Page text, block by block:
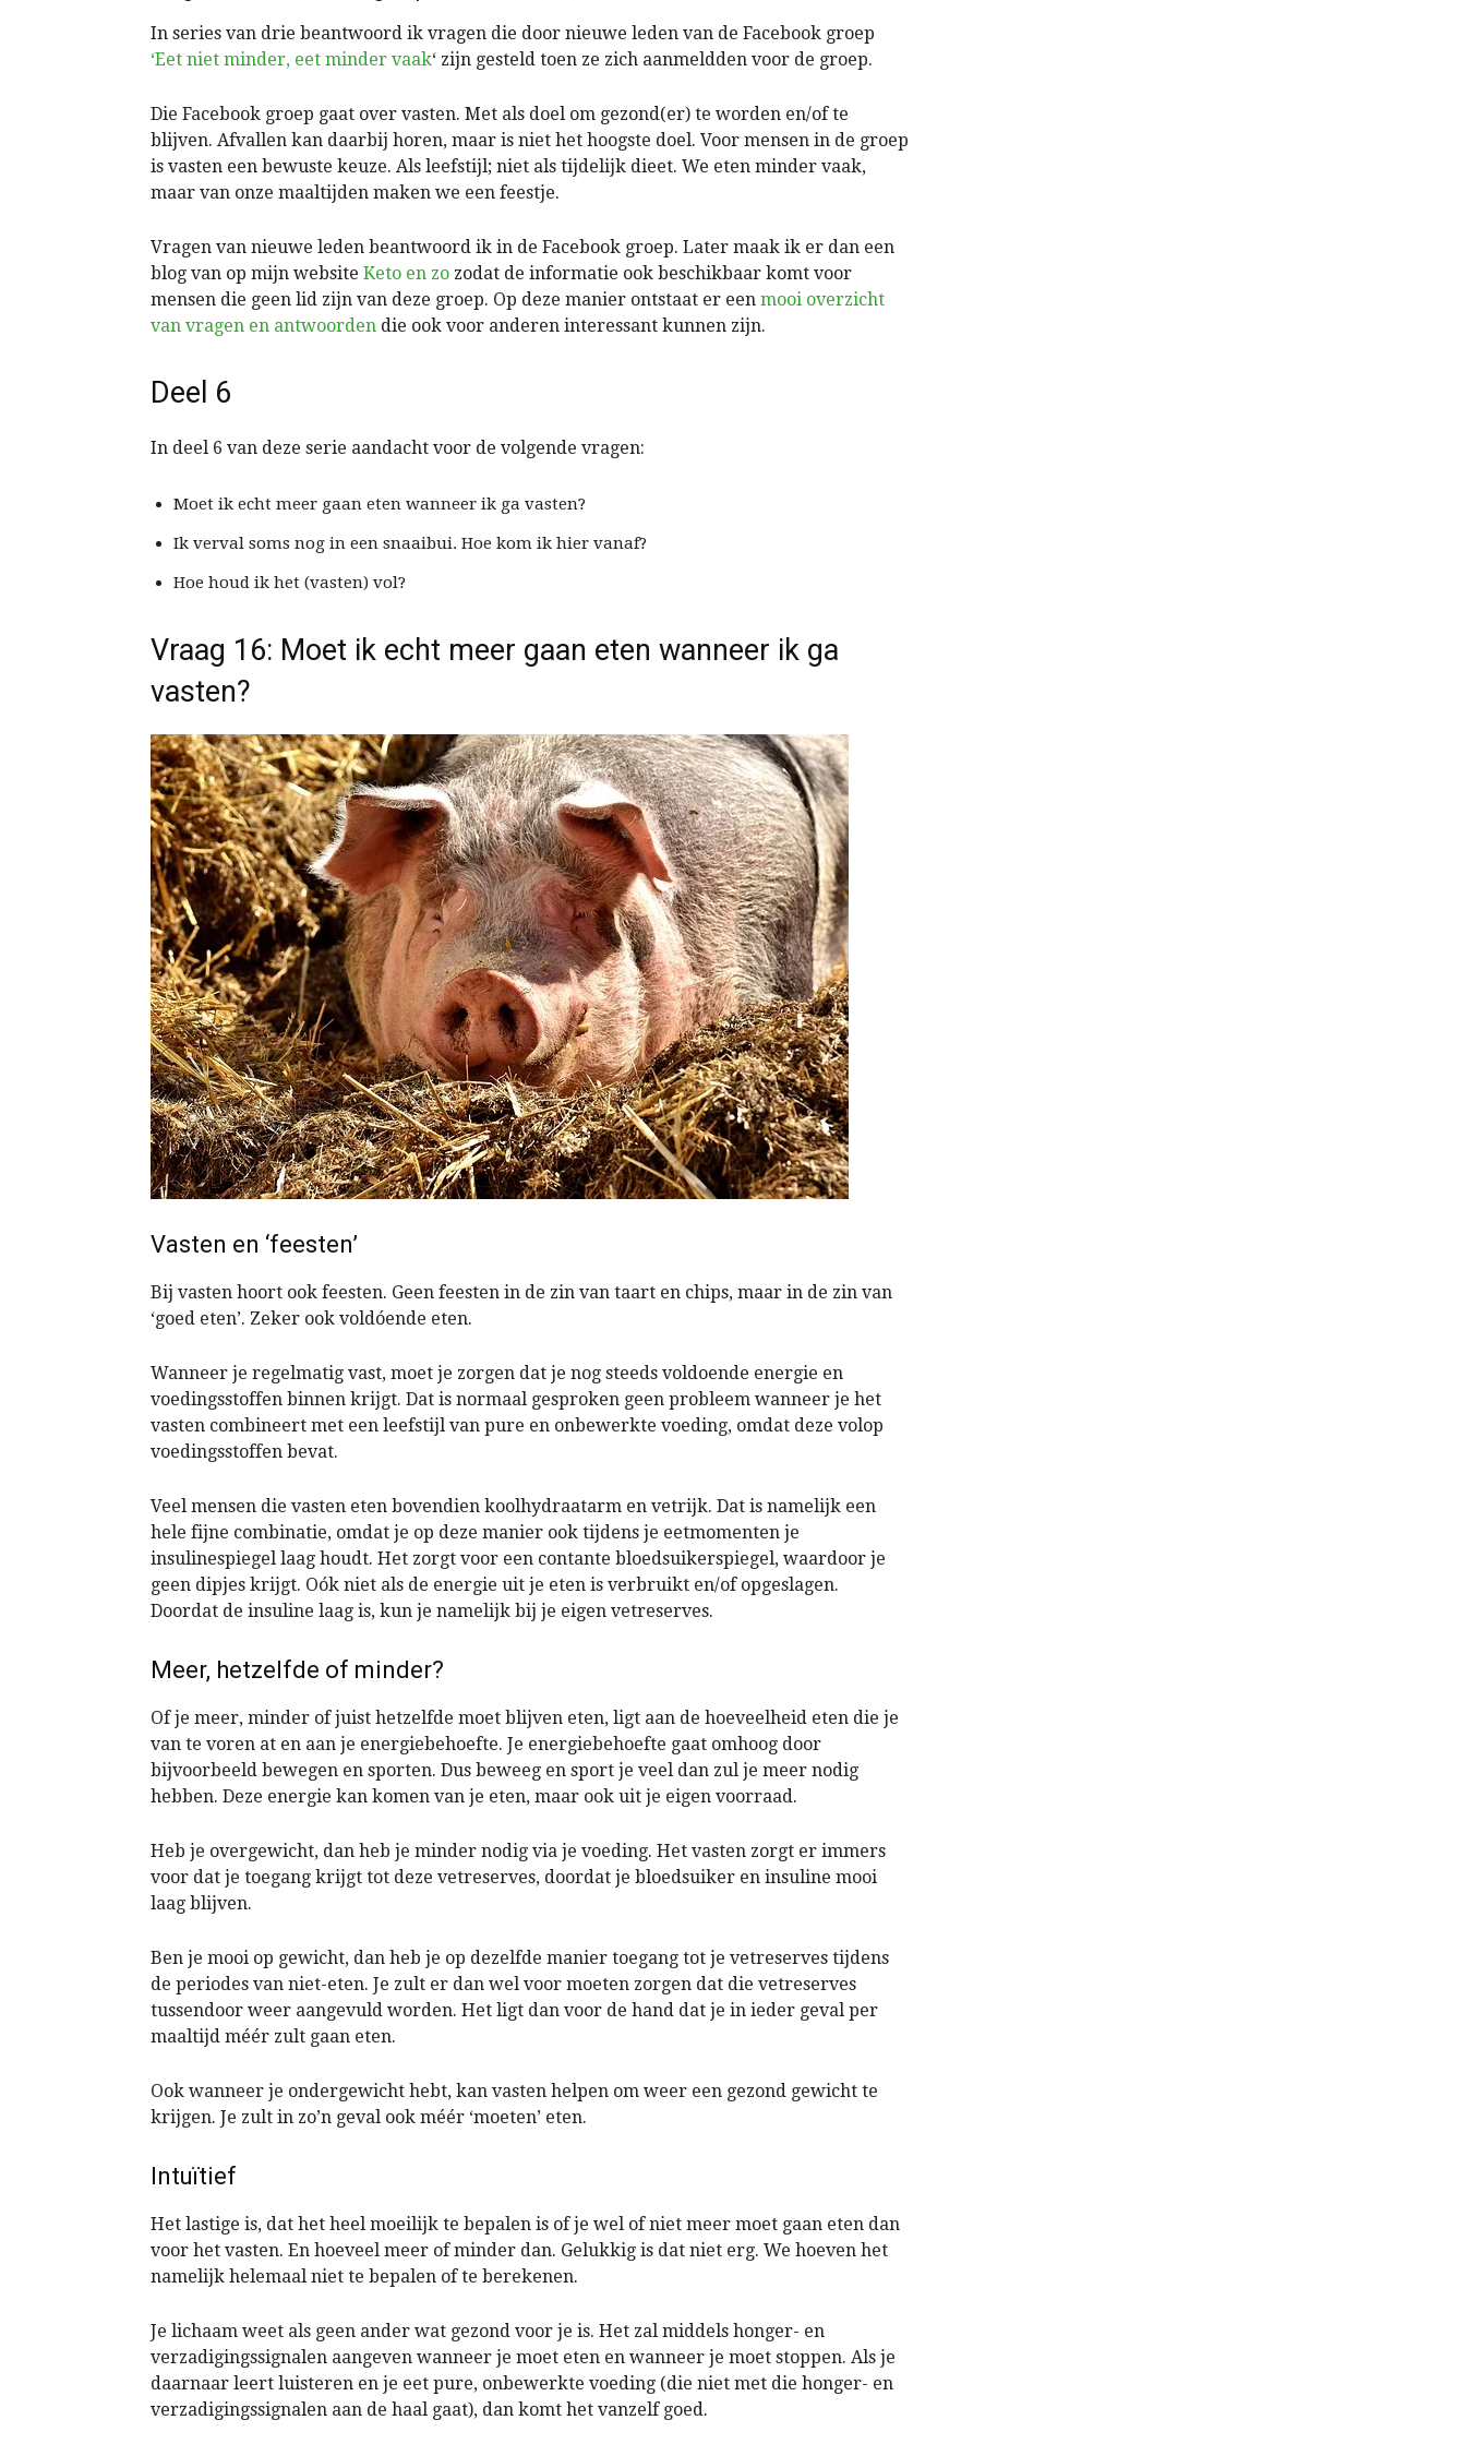
In series van drie beantwoord ik vragen die door nieuwe leden van de Facebook groep
‘Eet niet minder, eet minder vaak‘ zijn gesteld toen ze zich aanmeldden voor de groep.
Die Facebook groep gaat over vasten. Met als doel om gezond(er) te worden en/of te
blijven. Afvallen kan daarbij horen, maar is niet het hoogste doel. Voor mensen in de groep
is vasten een bewuste keuze. Als leefstijl; niet als tijdelijk dieet. We eten minder vaak,
maar van onze maaltijden maken we een feestje.
Vragen van nieuwe leden beantwoord ik in de Facebook groep. Later maak ik er dan een
blog van op mijn website Keto en zo zodat de informatie ook beschikbaar komt voor
mensen die geen lid zijn van deze groep. Op deze manier ontstaat er een mooi overzicht
van vragen en antwoorden die ook voor anderen interessant kunnen zijn.
Deel 6
In deel 6 van deze serie aandacht voor de volgende vragen:
Moet ik echt meer gaan eten wanneer ik ga vasten?
Ik verval soms nog in een snaaibui. Hoe kom ik hier vanaf?
Hoe houd ik het (vasten) vol?
Vraag 16: Moet ik echt meer gaan eten wanneer ik ga
vasten?
Vasten en ‘feesten’
Bij vasten hoort ook feesten. Geen feesten in de zin van taart en chips, maar in de zin van
‘goed eten’. Zeker ook voldóende eten.
Wanneer je regelmatig vast, moet je zorgen dat je nog steeds voldoende energie en
voedingsstoffen binnen krijgt. Dat is normaal gesproken geen probleem wanneer je het
vasten combineert met een leefstijl van pure en onbewerkte voeding, omdat deze volop
voedingsstoffen bevat.
Veel mensen die vasten eten bovendien koolhydraatarm en vetrijk. Dat is namelijk een
hele fijne combinatie, omdat je op deze manier ook tijdens je eetmomenten je
insulinespiegel laag houdt. Het zorgt voor een contante bloedsuikerspiegel, waardoor je
geen dipjes krijgt. Oók niet als de energie uit je eten is verbruikt en/of opgeslagen.
Doordat de insuline laag is, kun je namelijk bij je eigen vetreserves.
Meer, hetzelfde of minder?
Of je meer, minder of juist hetzelfde moet blijven eten, ligt aan de hoeveelheid eten die je
van te voren at en aan je energiebehoefte. Je energiebehoefte gaat omhoog door
bijvoorbeeld bewegen en sporten. Dus beweeg en sport je veel dan zul je meer nodig
hebben. Deze energie kan komen van je eten, maar ook uit je eigen voorraad.
Heb je overgewicht, dan heb je minder nodig via je voeding. Het vasten zorgt er immers
voor dat je toegang krijgt tot deze vetreserves, doordat je bloedsuiker en insuline mooi
laag blijven.
Ben je mooi op gewicht, dan heb je op dezelfde manier toegang tot je vetreserves tijdens
de periodes van niet-eten. Je zult er dan wel voor moeten zorgen dat die vetreserves
tussendoor weer aangevuld worden. Het ligt dan voor de hand dat je in ieder geval per
maaltijd méér zult gaan eten.
Ook wanneer je ondergewicht hebt, kan vasten helpen om weer een gezond gewicht te
krijgen. Je zult in zo’n geval ook méér ‘moeten’ eten.
Intuïtief
Het lastige is, dat het heel moeilijk te bepalen is of je wel of niet meer moet gaan eten dan
voor het vasten. En hoeveel meer of minder dan. Gelukkig is dat niet erg. We hoeven het
namelijk helemaal niet te bepalen of te berekenen.
Je lichaam weet als geen ander wat gezond voor je is. Het zal middels honger- en
verzadigingssignalen aangeven wanneer je moet eten en wanneer je moet stoppen. Als je
daarnaar leert luisteren en je eet pure, onbewerkte voeding (die niet met die honger- en
verzadigingssignalen aan de haal gaat), dan komt het vanzelf goed.